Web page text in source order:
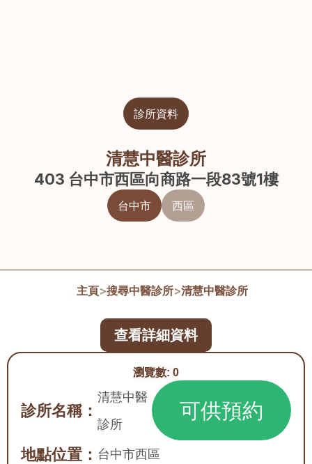
診所資料
清慧中醫診所
403 台中市西區向商路一段83號1樓
台中市 西區
主頁>搜尋中醫診所>清慧中醫診所
瀏覽數: 0
診所名稱：
清慧中醫
診所
可供預約
地點位置： 台中市西區
查看詳細資料